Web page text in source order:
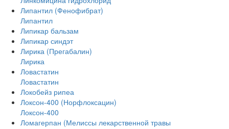
Липантил (Фенофибрат)
Липантил
Липикар бальзам
Липикар синдэт
Лирика (Прегабалин)
Лирика
Ловастатин
Ловастатин
Локобейз рипеа
Локсон-400 (Норфлоксацин)
Локсон-400
Ломагерпан (Мелиссы лекарственной травы